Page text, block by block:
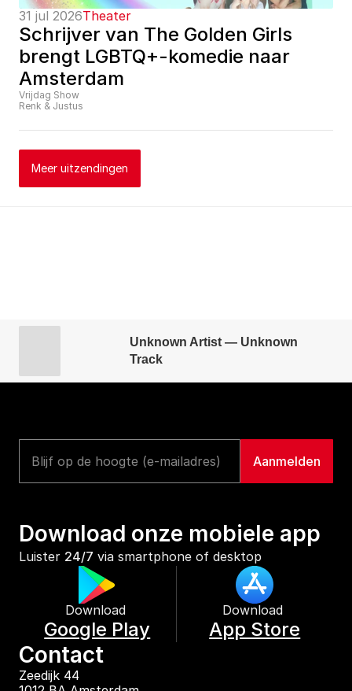
31 jul 2026Theater
Schrijver van The Golden Girls
brengt LGBTQ+-komedie naar
Amsterdam
Vrijdag Show
Renk & Justus
Meer uitzendingen
Unknown Artist — Unknown
Track
Download onze mobiele app
Luister 24/7 via smartphone of desktop
Download
Google Play
Download
App Store
Contact
Zeedijk 44